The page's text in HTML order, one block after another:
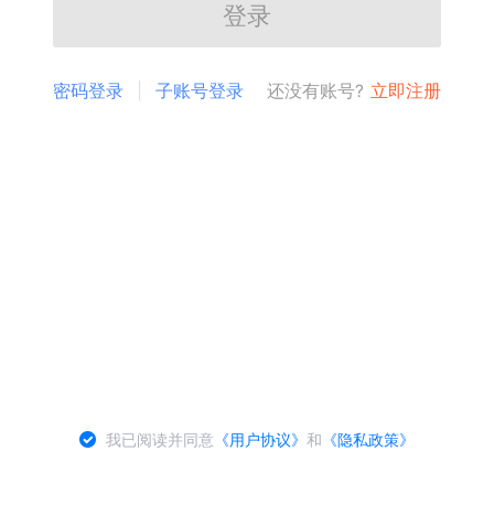
登录
密码登录 子账号登录 还没有账号? 立即注册
我已阅读并同意 《用户协议》和 《隐私政策》